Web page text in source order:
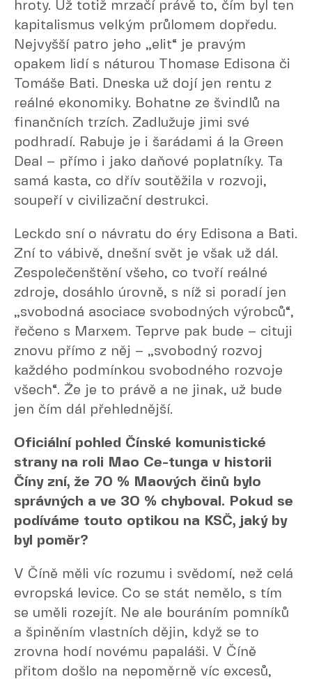
hroty. Už totiž mrzačí právě to, čím byl ten
kapitalismus velkým průlomem dopředu.
Nejvyšší patro jeho „elit“ je pravým
opakem lidí s náturou Thomase Edisona či
Tomáše Bati. Dneska už dojí jen rentu z
reálné ekonomiky. Bohatne ze švindlů na
finančních trzích. Zadlužuje jimi své
podhradí. Rabuje je i šarádami á la Green
Deal – přímo i jako daňové poplatníky. Ta
samá kasta, co dřív soutěžila v rozvoji,
soupeří v civilizační destrukci.
Leckdo sní o návratu do éry Edisona a Bati.
Zní to vábivě, dnešní svět je však už dál.
Zespolečenštění všeho, co tvoří reálné
zdroje, dosáhlo úrovně, s níž si poradí jen
„svobodná asociace svobodných výrobců“,
řečeno s Marxem. Teprve pak bude – cituji
znovu přímo z něj – „svobodný rozvoj
každého podmínkou svobodného rozvoje
všech“. Že je to právě a ne jinak, už bude
jen čím dál přehlednější.
Oficiální pohled Čínské komunistické
strany na roli Mao Ce-tunga v historii
Číny zní, že 70 % Maových činů bylo
správných a ve 30 % chyboval. Pokud se
podíváme touto optikou na KSČ, jaký by
byl poměr?
V Číně měli víc rozumu i svědomí, než celá
evropská levice. Co se stát nemělo, s tím
se uměli rozejít. Ne ale bouráním pomníků
a špiněním vlastních dějin, když se to
zrovna hodí novému papaláši. V Číně
přitom došlo na nepoměrně víc excesů,